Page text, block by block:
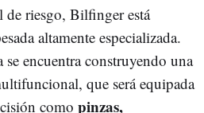
de riesgo, Bilfinger está
altamente especializada.
se encuentra construyendo una
que será equipada
como pinzas,